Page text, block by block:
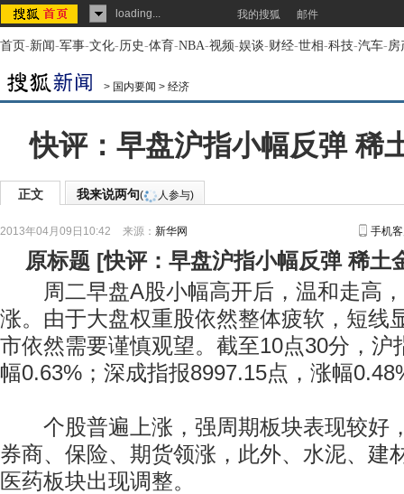
loading... 我的搜狐 邮件
首页-新闻-军事-文化-历史-体育-NBA-视频-娱谈-财经-世相-科技-汽车-房
> 国内要闻 > 经济
快评：早盘沪指小幅反弹 稀
正文 我来说两句( 人参与)
2013年04月09日10:42 来源： 新华网 手机
原标题 [快评：早盘沪指小幅反弹 稀土
周二早盘A股小幅高开后，温和走高，
涨。由于大盘权重股依然整体疲软，短线
市依然需要谨慎观望。截至10点30分，沪
幅0.63%；深成指报8997.15点，涨幅
个股普遍上涨，强周期板块表现较好
券商、保险、期货领涨，此外、水泥、建
医药板块出现调整。